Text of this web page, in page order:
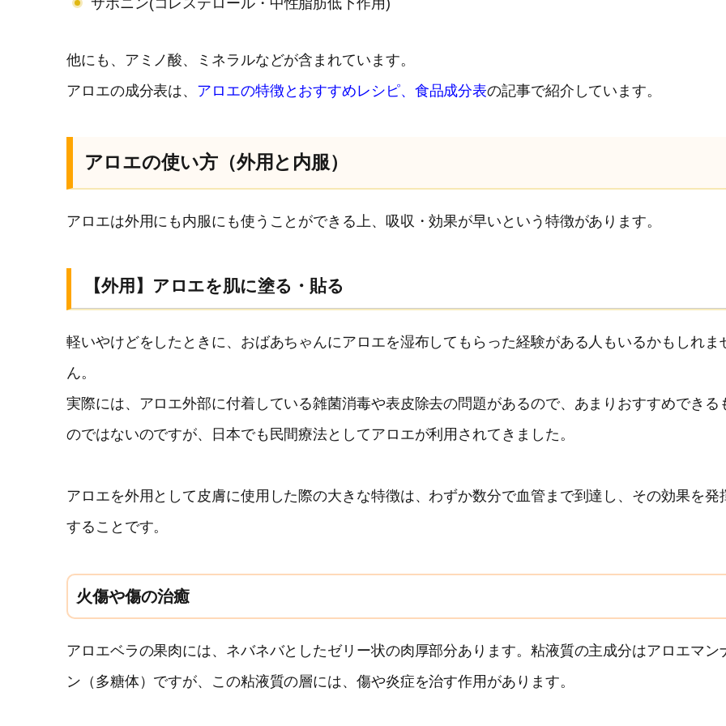
他にも、アミノ酸、ミネラルなどが含まれています。
アロエの成分表は、 アロエの特徴とおすすめレシピ、食品成分表の記事で紹介しています。
アロエの使い方（外用と内服）
アロエは外用にも内服にも使うことができる上、吸収・効果が早いという特徴があります。
【外用】アロエを肌に塗る・貼る
軽いやけどをしたときに、おばあちゃんにアロエを湿布してもらった経験がある人もいるかもしれま
ん。
実際には、アロエ外部に付着している雑菌消毒や表皮除去の問題があるので、あまりおすすめできる
のではないのですが、日本でも民間療法としてアロエが利用されてきました。
アロエを外用として皮膚に使用した際の大きな特徴は、わずか数分で血管まで到達し、その効果を発
することです。
火傷や傷の治癒
アロエベラの果肉には、ネバネバとしたゼリー状の肉厚部分あります。粘液質の主成分はアロエマン
ン（多糖体）ですが、この粘液質の層には、傷や炎症を治す作用があります。